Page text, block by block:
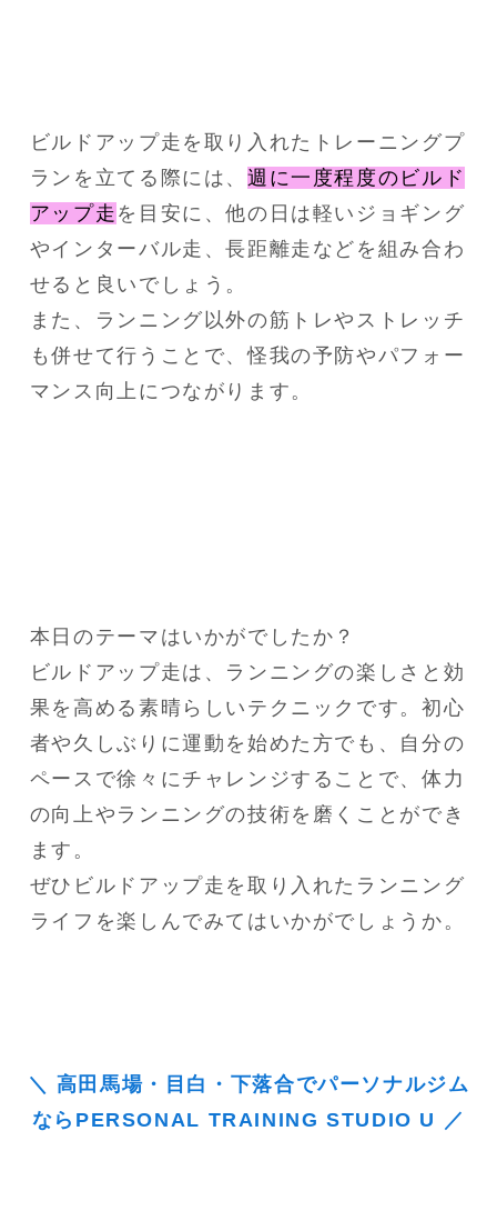
ビルドアップ走を取り入れたトレーニングプ
ランを立てる際には、 週に一度程度のビルド
アップ走 を目安に、他の日は軽いジョギング
やインターバル走、長距離走などを組み合わ
せると良いでしょう。
また、ランニング以外の筋トレやストレッチ
も併せて行うことで、怪我の予防やパフォー
マンス向上につながります。
本日のテーマはいかがでしたか？
ビルドアップ走は、ランニングの楽しさと効
果を高める素晴らしいテクニックです。初心
者や久しぶりに運動を始めた方でも、自分の
ペースで徐々にチャレンジすることで、体力
の向上やランニングの技術を磨くことができ
ます。
ぜひビルドアップ走を取り入れたランニング
ライフを楽しんでみてはいかがでしょうか。
＼ 高田馬場・目白・下落合でパーソナルジム
ならPERSONAL TRAINING STUDIO U ／